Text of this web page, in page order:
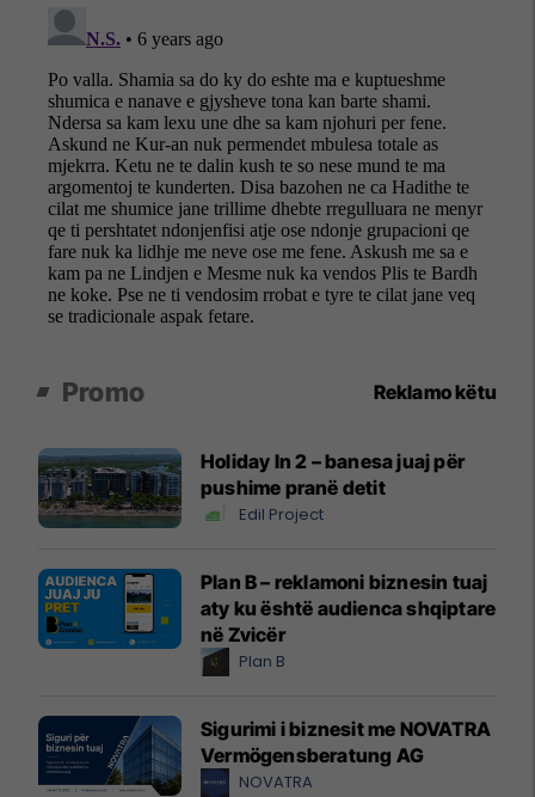
Promo Reklamo këtu
Holiday In 2 – banesa juaj për
pushime pranë detit
Edil Project
Plan B – reklamoni biznesin tuaj
aty ku është audienca shqiptare
në Zvicër
Plan B
Sigurimi i biznesit me NOVATRA
Vermögensberatung AG
NOVATRA